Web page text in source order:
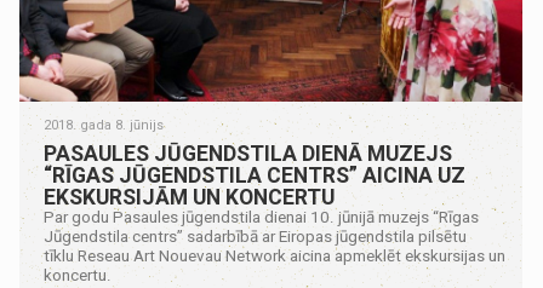
2018. gada 8. jūnijs
PASAULES JŪGENDSTILA DIENĀ MUZEJS
“RĪGAS JŪGENDSTILA CENTRS” AICINA UZ
EKSKURSIJĀM UN KONCERTU
Par godu Pasaules jūgendstila dienai 10. jūnijā muzejs “Rīgas
Jūgendstila centrs” sadarbībā ar Eiropas jūgendstila pilsētu
tīklu Reseau Art Nouevau Network aicina apmeklēt ekskursijas un
koncertu.